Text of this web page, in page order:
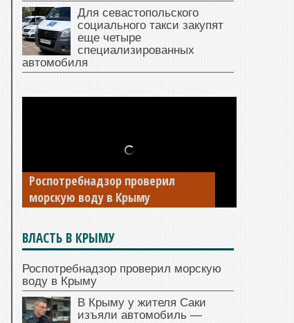
Для севастопольского
социального такси закупят
еще четыре
специализированных
автомобиля
Роспотребнадзор проверил
морскую воду в Крыму
автомобиль — накопил долги по
штрафам ГИБДД
ВЛАСТЬ В КРЫМУ
Роспотребнадзор проверил морскую
воду в Крыму
В Крыму у жителя Саки
изъяли автомобиль —